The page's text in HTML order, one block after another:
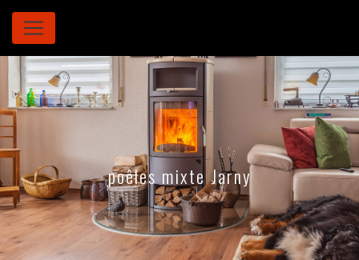
Panneau de gestion des cookies
poêles mixte Jarny